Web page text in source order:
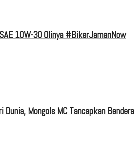
10W-30 Olinya #BikerJamanNow
Dunia, Mongols MC Tancapkan Bendera